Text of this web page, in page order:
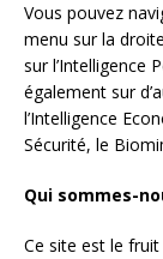
Vous pouvez
menu sur la
sur l’Intelligence
également sur
l’Intelligence
Sécurité, le
Qui sommes-
Ce site est le